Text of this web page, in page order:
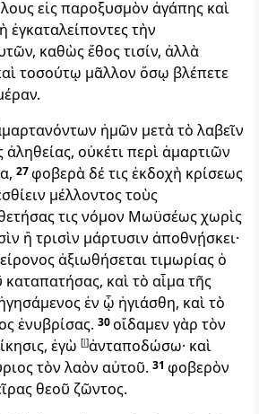
εἰς παροξυσμὸν ἀγάπης καὶ
ἐγκαταλείποντες τὴν
καθὼς ἔθος τισίν, ἀλλὰ
τοσούτῳ μᾶλλον ὅσῳ βλέπετε
ἡμῶν μετὰ τὸ λαβεῖν
ἀληθείας, οὐκέτι περὶ ἁμαρτιῶν
27φοβερὰ δέ τις ἐκδοχὴ κρίσεως
μέλλοντος τοὺς
τις νόμον Μωϋσέως χωρὶς
ἢ τρισὶν μάρτυσιν ἀποθνῄσκει·
ἀξιωθήσεται τιμωρίας ὁ
καὶ τὸ αἷμα τῆς
ἐν ᾧ ἡγιάσθη, καὶ τὸ
ἐνυβρίσας. 30οἴδαμεν γὰρ τὸν
ἐγὼ [l]ἀνταποδώσω· καὶ
τὸν λαὸν αὐτοῦ. 31 φοβερὸν
θεοῦ ζῶντος.